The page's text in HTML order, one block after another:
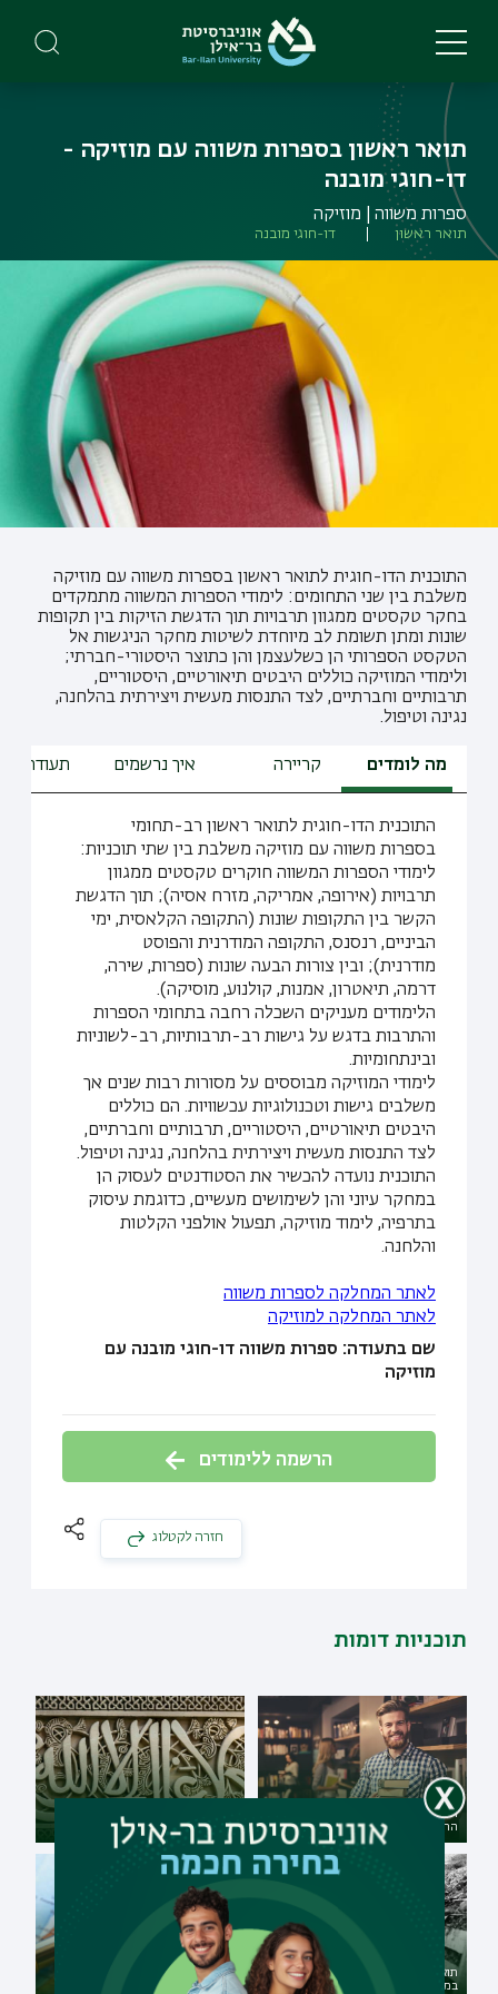
main
תואר ראשון בספרות משווה עם מוזיקה -
דו-חוגי מובנה
ספרות משווה | מוזיקה
תואר ראשון דו-חוגי מובנה
התוכנית הדו-חוגית לתואר ראשון בספרות משווה עם מוזיקה
משלבת בין שני התחומים: לימודי הספרות המשווה מתמקדים
בחקר טקסטים ממגוון תרבויות תוך הדגשת הזיקות בין תקופות
שונות ומתן תשומת לב מיוחדת לשיטות מחקר הניגשות אל
הטקסט הספרותי הן כשלעצמן והן כתוצר היסטורי-חברתי;
ולימודי המוזיקה כוללים היבטים תיאורטיים, היסטוריים,
תרבותיים וחברתיים, לצד התנסות מעשית ויצירתית בהלחנה,
נגינה וטיפול.
מה לומדים קריירה איך נרשמים תעודת
התוכנית הדו-חוגית לתואר ראשון רב-תחומי
בספרות משווה עם מוזיקה משלבת בין שתי תוכניות:
לימודי הספרות המשווה חוקרים טקסטים ממגוון
תרבויות (אירופה, אמריקה, מזרח אסיה); תוך הדגשת
הקשר בין התקופות שונות (התקופה הקלאסית, ימי
הביניים, רנסנס, התקופה המודרנית והפוסט
מודרנית); ובין צורות הבעה שונות (ספרות, שירה,
דרמה, תיאטרון, אמנות, קולנוע, מוסיקה).
הלימודים מעניקים השכלה רחבה בתחומי הספרות
והתרבות בדגש על גישות רב-תרבותיות, רב-לשוניות
ובינתחומיות.
לימודי המוזיקה מבוססים על מסורות רבות שנים אך
משלבים גישות וטכנולוגיות עכשוויות. הם כוללים
היבטים תיאורטיים, היסטוריים, תרבותיים וחברתיים,
לצד התנסות מעשית ויצירתית בהלחנה, נגינה וטיפול.
התוכנית נועדה להכשיר את הסטודנטים לעסוק הן
במחקר עיוני והן לשימושים מעשיים, כדוגמת עיסוק
בתרפיה, לימוד מוזיקה, תפעול אולפני הקלטות
והלחנה.
לאתר המחלקה לספרות משווה
לאתר המחלקה למוזיקה
שם בתעודה: ספרות משווה דו-חוגי מובנה עם
מוזיקה
הרשמה ללימודים
חזרה לקטלוג
תוכניות דומות
תואר ראשון רב-תחומי במדעי
הרוח במגמת תרבות עולם
תואר ראשון בערבית עם
פילוסופיה כללית - דו-חוגי מובנה
תואר שני בהיסטוריה כללית
במגמת היסטוריה צבאית
תואר ראשון בתרבות צרפת עם
פילוסופיה כללית - דו-חוגי מובנה